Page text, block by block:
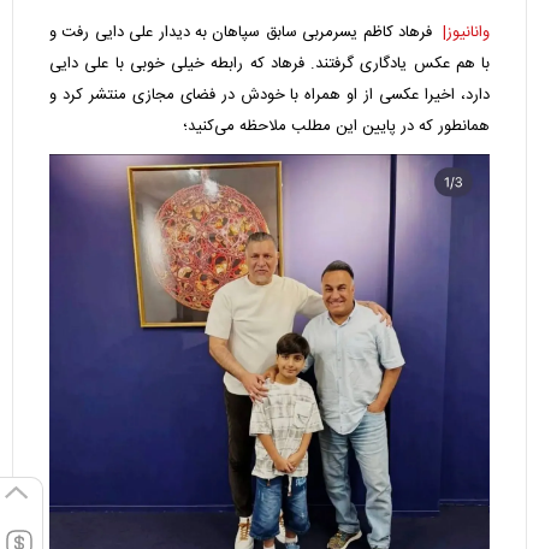
وانانیوز| فرهاد کاظم یسرمربی سابق سپاهان به دیدار علی دایی رفت و
با هم عکس یادگاری گرفتند. فرهاد که رابطه خیلی خوبی با علی دایی
دارد، اخیرا عکسی از او همراه با خودش در فضای مجازی منتشر کرد و
همانطور که در پایین این مطلب ملاحظه می‌کنید؛